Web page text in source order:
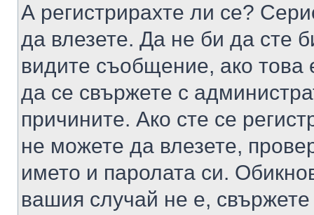
А регистрирахте ли се?
да влезете. Да не би да сте
видите съобщение, ако това
да се свържете с
причините. Ако сте се
не можете да влезете,
името и паролата си.
вашия случай не е,